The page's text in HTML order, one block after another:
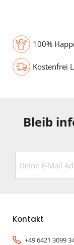
100%
Kostenfrei
Bleib
Kontakt
+49 6421 3099